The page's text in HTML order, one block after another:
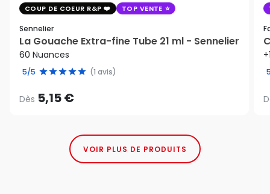
COUP DE COEUR R&P TOP VENTE
Sennelier
La Gouache Extra-fine Tube 21 ml - Sennelier
60 Nuances
5/5 (1 avis)
Dès 5,15 €
VOIR PLUS DE PRODUITS